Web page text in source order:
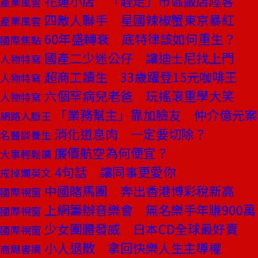
產業風雲 四敵人聯手 星國辣椒蟹東京暴紅
國際焦點 60年盛轉衰 底特律該如何重生？
人物特寫 國產二少迷公仔 讓迪士尼找上門
人物特寫 超商工讀生 33歲躍登15元咖啡王
人物特寫 六個罕病兒老爸 玩搖滾重學大笑
網路人脈王 「業務幫主」靠加臉友 仲介億元案
名醫談養生 消化道息肉 一定要切除？
大事輕鬆讀 廉價航空為何便宜？
戒掉爛英文 4句話 讓同事更愛你
國際視窗 中國賭馬團 奔出香港博彩稅新高
國際視窗 上網籌辦音樂會 無名樂手年賺900萬
國際視窗 少女團體發威 日本CD全球最好賣
商周書摘 小人退散 拿回快樂人生主導權